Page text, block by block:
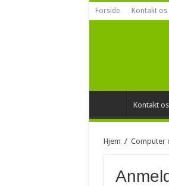
Forside Kontakt os
Kontakt os
Hjem / Computer